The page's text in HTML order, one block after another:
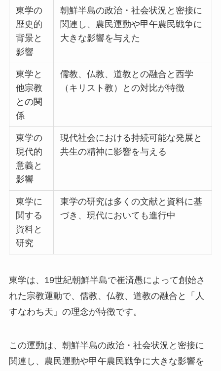
東学の
歴史的
背景と
影響
朝鮮半島の政治・社会状況と密接に
関連し、農民運動や甲午農民戦争に
大きな影響を与えた
東学と
他宗教
との関
係
儒教、仏教、道教との融合と西学
（キリスト教）との対比が特徴
東学の
現代的
意義と
影響
現代社会における持続可能な発展と
共生の精神に影響を与える
東学に
関する
資料と
研究
東学の研究は多くの文献と資料に基
づき、現代においても進行中
東学は、19世紀朝鮮半島で崔済愚によって創始さ
れた宗教運動で、儒教、仏教、道教の融合と「人
すなわち天」の理念が特徴です。
この運動は、朝鮮半島の政治・社会状況と密接に
関連し、農民運動や甲午農民戦争に大きな影響を